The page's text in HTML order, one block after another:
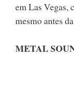
em Las Vegas,
mesmo antes
METAL